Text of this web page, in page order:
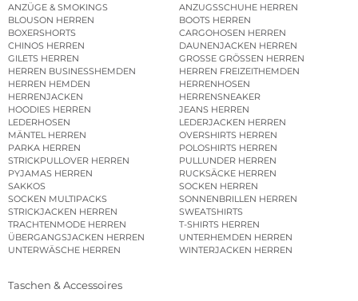
ANZÜGE & SMOKINGS
ANZUGSSCHUHE HERREN
BLOUSON HERREN
BOOTS HERREN
BOXERSHORTS
CARGOHOSEN HERREN
CHINOS HERREN
DAUNENJACKEN HERREN
GILETS HERREN
GROSSE GRÖSSEN HERREN
HERREN BUSINESSHEMDEN
HERREN FREIZEITHEMDEN
HERREN HEMDEN
HERRENHOSEN
HERRENJACKEN
HERRENSNEAKER
HOODIES HERREN
JEANS HERREN
LEDERHOSEN
LEDERJACKEN HERREN
MÄNTEL HERREN
OVERSHIRTS HERREN
PARKA HERREN
POLOSHIRTS HERREN
STRICKPULLOVER HERREN
PULLUNDER HERREN
PYJAMAS HERREN
RUCKSÄCKE HERREN
SAKKOS
SOCKEN HERREN
SOCKEN MULTIPACKS
SONNENBRILLEN HERREN
STRICKJACKEN HERREN
SWEATSHIRTS
TRACHTENMODE HERREN
T-SHIRTS HERREN
ÜBERGANGSJACKEN HERREN
UNTERHEMDEN HERREN
UNTERWÄSCHE HERREN
WINTERJACKEN HERREN
Taschen & Accessoires